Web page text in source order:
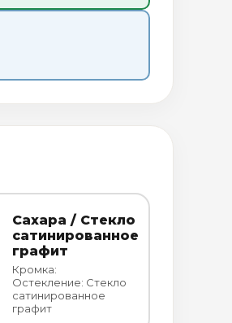
Сахара / Стекло
сатинированное
графит
Кромка:
Остекление: Стекло
сатинированное
графит